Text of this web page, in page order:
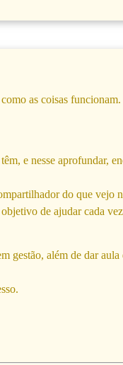
as coisas
e nesse aprofundar,
do que vejo
de ajudar cada
gestão, além de dar aula